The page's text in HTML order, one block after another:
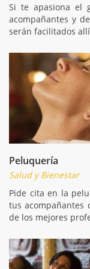
Si te apasiona el
acompañantes y
serán facilitados
Peluquería
Salud y Bienestar
Pide cita en la
tus acompañantes
de los mejores